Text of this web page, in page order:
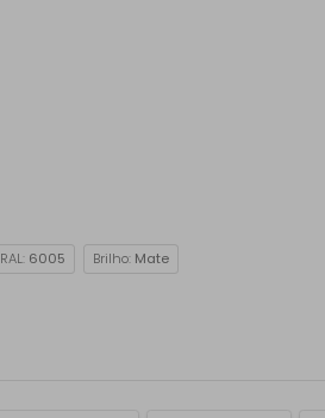
RAL: 6005 Brilho: Mate